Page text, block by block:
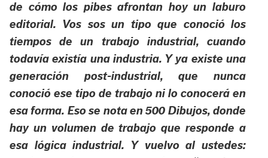
de cómo los pibes afrontan hoy un laburo
editorial. Vos sos un tipo que conoció los
tiempos de un trabajo industrial, cuando
todavía existía una industria. Y ya existe una
generación post-industrial, que nunca
conoció ese tipo de trabajo ni lo conocerá en
esa forma. Eso se nota en 500 Dibujos, donde
hay un volumen de trabajo que responde a
esa lógica industrial. Y vuelvo al ustedes: